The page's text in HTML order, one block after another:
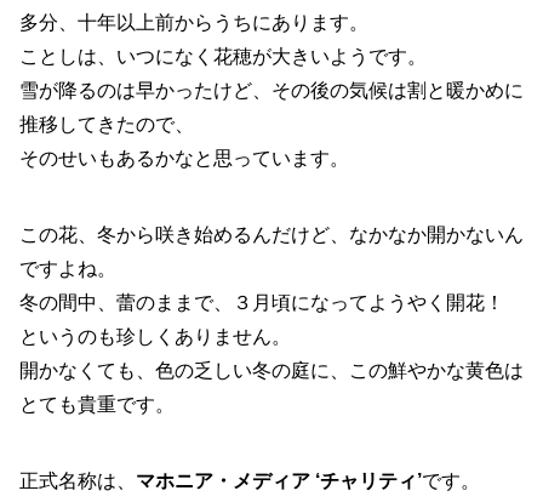
多分、十年以上前からうちにあります。
ことしは、いつになく花穂が大きいようです。
雪が降るのは早かったけど、その後の気候は割と暖かめに
推移してきたので、
そのせいもあるかなと思っています。
この花、冬から咲き始めるんだけど、なかなか開かないん
ですよね。
冬の間中、蕾のままで、３月頃になってようやく開花！
というのも珍しくありません。
開かなくても、色の乏しい冬の庭に、この鮮やかな黄色は
とても貴重です。
正式名称は、 マホニア・メディア ‘チャリティ’です。